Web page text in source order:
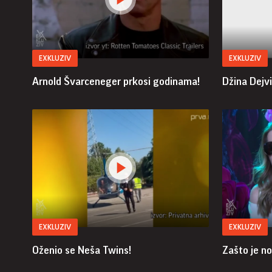
EXKLUZIV
Arnold Švarceneger prkosi godinama!
EXKLUZIV
Džina
EXKLUZIV
Oženio se Neša Twins!
EXKLUZIV
Zašto je